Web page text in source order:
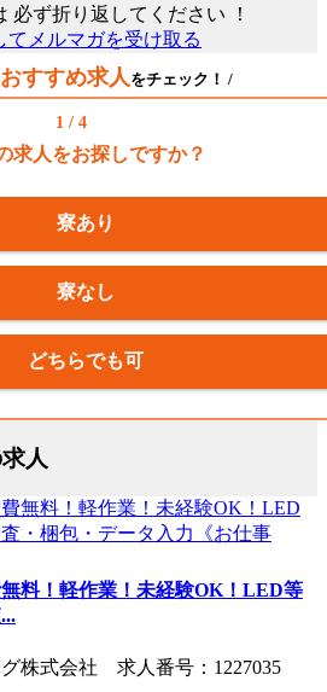
必ず折り返してください ！
おすすめ求人 をチェック！ /
1 / 4
求人をお探しですか？
寮あり
寮なし
どちらでも可
人
無料！軽作業！未経験OK！LED等
株式会社 求人番号：1227035